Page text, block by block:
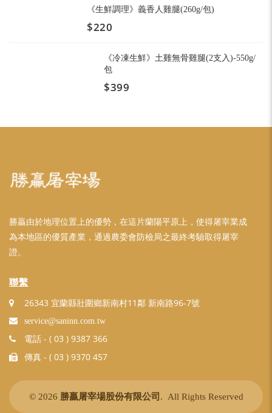
《生鮮調理》義香人雞腿(260g/包)
$220
《冷凍生鮮》土雞無骨雞腿(2支入)-550g/
包
$399
勝贏由於地理位置上的優勢，在這片蘭陽平原上，使得屠宰業成
為本地區的優質產業，通過農委會防檢局之最終考驗取得屠宰
證。
聯繫
26343 宜蘭縣壯圍鄉新南村11鄰 新南路96-7號
service@saninn.com.tw
電話 - ( 03 ) 9387 366
傳真 - ( 03 ) 9370 457
© 2026 勝贏屠宰場股份有限公司 . All Rights Reserved